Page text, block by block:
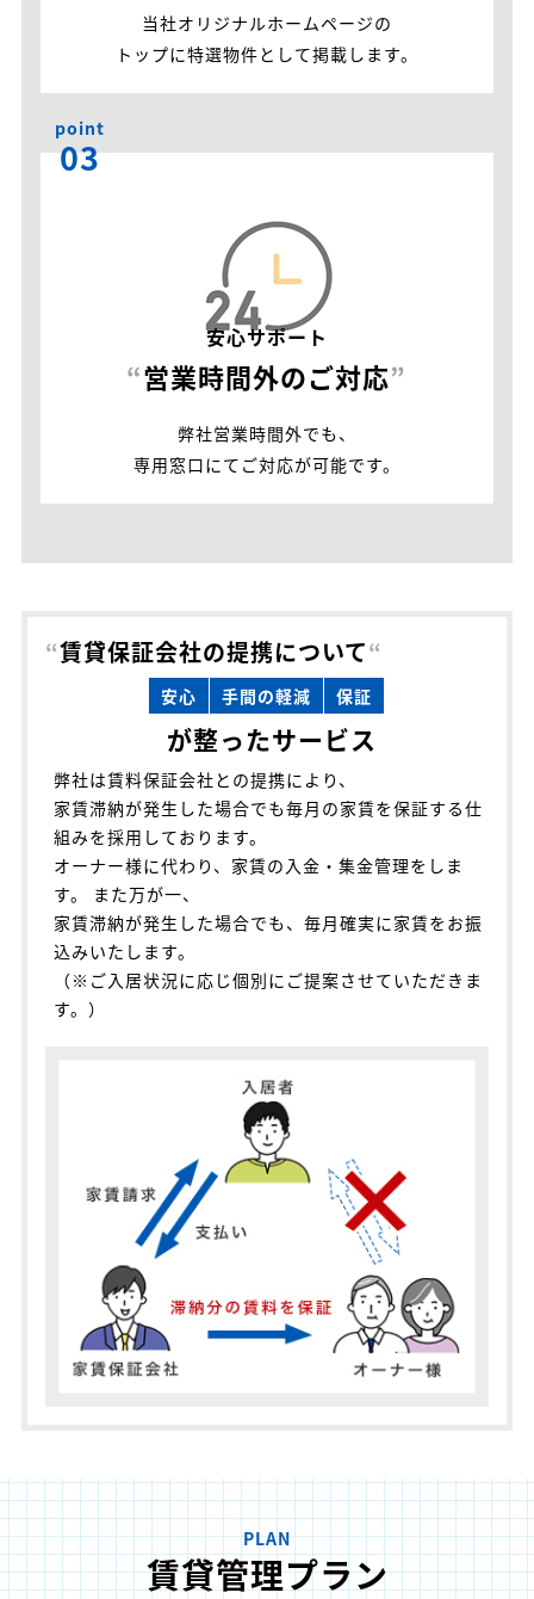
当社オリジナルホームページの
トップに特選物件として掲載します。
point
03
安心サポート
“営業時間外のご対応”
弊社営業時間外でも、
専用窓口にてご対応が可能です。
“賃貸保証会社の提携について“
安心 手間の軽減 保証
が整ったサービス
弊社は賃料保証会社との提携により、
家賃滞納が発生した場合でも毎月の家賃を保証する仕
組みを採用しております。
オーナー様に代わり、家賃の入金・集金管理をしま
す。 また万が一、
家賃滞納が発生した場合でも、毎月確実に家賃をお振
込みいたします。
（※ご入居状況に応じ個別にご提案させていただきま
す。）
PLAN
賃貸管理プラン